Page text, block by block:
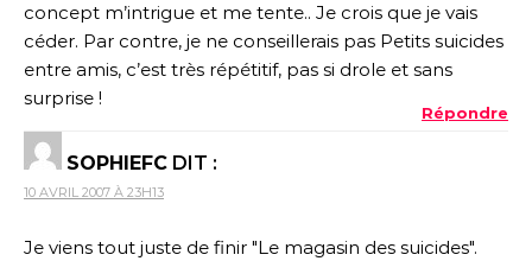
concept m’intrigue et me tente.. Je crois que je vais
céder. Par contre, je ne conseillerais pas Petits suicides
entre amis, c’est très répétitif, pas si drole et sans
surprise !
Répondre
SOPHIEFC DIT :
10 AVRIL 2007 À 23H13
Je viens tout juste de finir "Le magasin des suicides".